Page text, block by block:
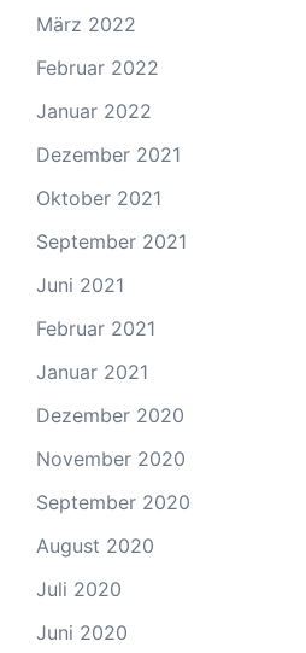
März 2022
Februar 2022
Januar 2022
Dezember 2021
Oktober 2021
September 2021
Juni 2021
Februar 2021
Januar 2021
Dezember 2020
November 2020
September 2020
August 2020
Juli 2020
Juni 2020